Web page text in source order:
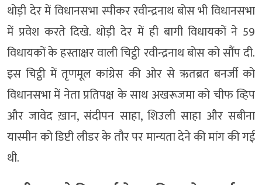
थोड़ी देर में विधानसभा स्पीकर रवीन्द्रनाथ बोस भी विधानसभा
में प्रवेश करते दिखे. थोड़ी देर में ही बागी विधायकों ने 59
विधायकों के हस्ताक्षर वाली चिट्ठी रवीन्द्रनाथ बोस को सौंप दी.
इस चिट्ठी में तृणमूल कांग्रेस की ओर से ऋतब्रत बनर्जी को
विधानसभा में नेता प्रतिपक्ष के साथ अखरूजमा को चीफ व्हिप
और जावेद ख़ान, संदीपन साहा, शिउली साहा और सबीना
यास्मीन को डिप्टी लीडर के तौर पर मान्यता देने की मांग की गई
थी.